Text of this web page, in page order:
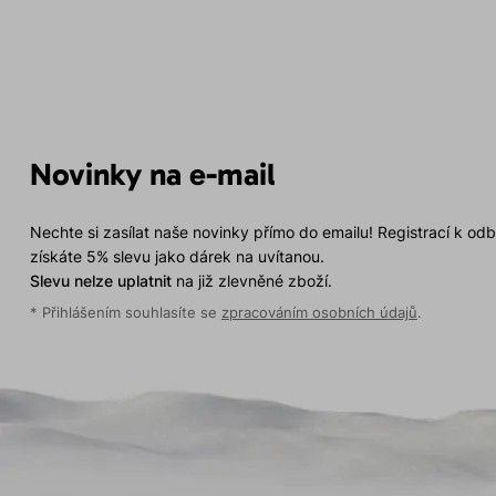
Novinky na e-mail
Nechte si zasílat naše novinky přímo do emailu! Registrací k
získáte 5% slevu jako dárek na uvítanou.
Slevu nelze uplatnitna již zlevněné zboží.
* Přihlášením souhlasíte se zpracováním osobních údajů.